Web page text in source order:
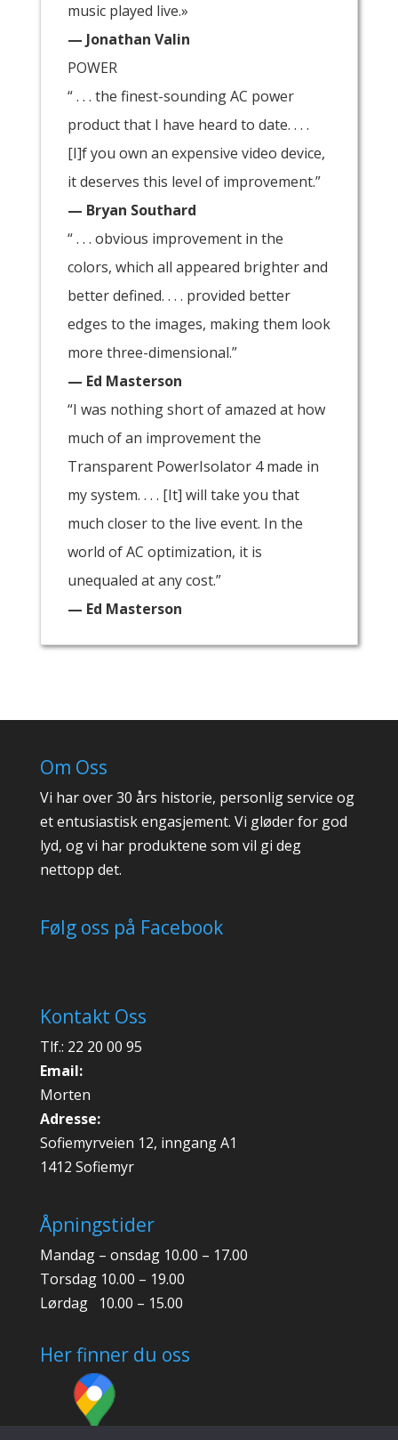
music played live.»
— Jonathan Valin
POWER
“ . . . the finest-sounding AC power
product that I have heard to date. . . .
[I]f you own an expensive video device,
it deserves this level of improvement.”
— Bryan Southard
“ . . . obvious improvement in the
colors, which all appeared brighter and
better defined. . . . provided better
edges to the images, making them look
more three-dimensional.”
— Ed Masterson
“I was nothing short of amazed at how
much of an improvement the
Transparent PowerIsolator 4 made in
my system. . . . [It] will take you that
much closer to the live event. In the
world of AC optimization, it is
unequaled at any cost.”
— Ed Masterson
Om Oss
Vi har over 30 års historie, personlig service og
et entusiastisk engasjement. Vi gløder for god
lyd, og vi har produktene som vil gi deg
nettopp det.
Følg oss på Facebook
Kontakt Oss
Tlf.: 22 20 00 95
Email:
Morten
Adresse:
Sofiemyrveien 12, inngang A1
1412 Sofiemyr
Åpningstider
Mandag – onsdag 10.00 – 17.00
Torsdag 10.00 – 19.00
Lørdag 10.00 – 15.00
Her finner du oss